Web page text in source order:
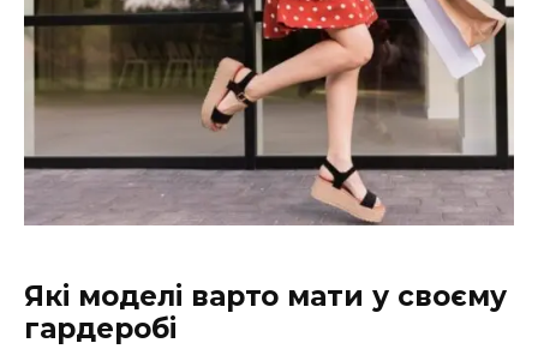
Які моделі варто мати у своєму
гардеробі